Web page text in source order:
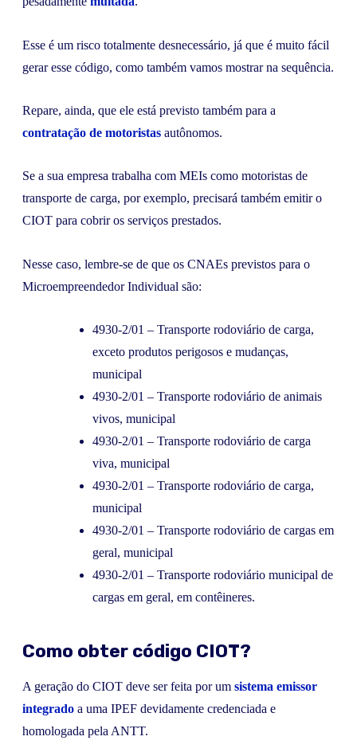
Esse é um risco totalmente desnecessário, já que é muito fácil
gerar esse código, como também vamos mostrar na sequência.
Repare, ainda, que ele está previsto também para a
contratação de motoristas autônomos.
Se a sua empresa trabalha com MEIs como motoristas de
transporte de carga, por exemplo, precisará também emitir o
CIOT para cobrir os serviços prestados.
Nesse caso, lembre-se de que os CNAEs previstos para o
Microempreendedor Individual são:
4930-2/01 – Transporte rodoviário de carga,
exceto produtos perigosos e mudanças,
municipal
4930-2/01 – Transporte rodoviário de animais
vivos, municipal
4930-2/01 – Transporte rodoviário de carga
viva, municipal
4930-2/01 – Transporte rodoviário de carga,
municipal
4930-2/01 – Transporte rodoviário de cargas em
geral, municipal
4930-2/01 – Transporte rodoviário municipal de
cargas em geral, em contêineres.
Como obter código CIOT?
A geração do CIOT deve ser feita por um sistema emissor
integrado a uma IPEF devidamente credenciada e
homologada pela ANTT.